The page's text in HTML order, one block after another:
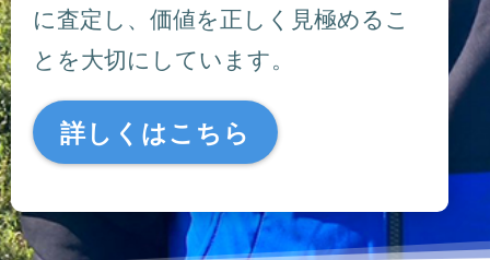
に査定し、価値を正しく見極めるこ
とを大切にしています。
詳しくはこちら